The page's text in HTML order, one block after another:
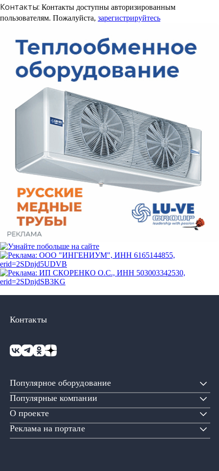
Контакты: Контакты доступны авторизированным
пользователям. Пожалуйста, зарегистрируйтесь
Популярное оборудование
Популярные компании
О проекте
Реклама на портале
Контакты